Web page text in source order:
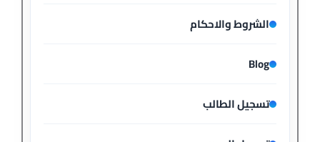
الشروط والاحكام
Blog
تسجيل الطالب